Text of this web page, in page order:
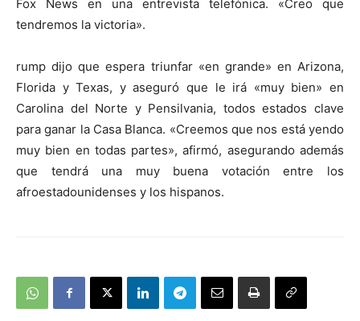
Fox News en una entrevista telefónica. «Creo que
tendremos la victoria».
rump dijo que espera triunfar «en grande» en Arizona,
Florida y Texas, y aseguró que le irá «muy bien» en
Carolina del Norte y Pensilvania, todos estados clave
para ganar la Casa Blanca. «Creemos que nos está yendo
muy bien en todas partes», afirmó, asegurando además
que tendrá una muy buena votación entre los
afroestadounidenses y los hispanos.